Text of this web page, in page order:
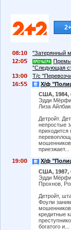
8:1
"Затерянный
12:
"Следующая
13:
Т/с
16:
Х/ф
США, 1984,
Эдди
Лиза
Детройт.
непростые
приходится
приезжает...
19:
Х/ф
США, 1987,
Эдди
Прохнов,
Детройт,
Фоули
кредитные
богатого и...